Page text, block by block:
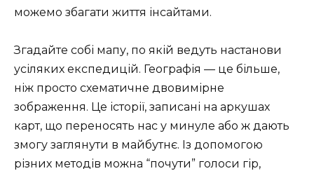
можемо збагати життя інсайтами.
Згадайте собі мапу, по якій ведуть настанови
усіляких експедицій. Географія — це більше,
ніж просто схематичне двовимірне
зображення. Це історії, записані на аркушах
карт, що переносять нас у минуле або ж дають
змогу заглянути в майбутнє. Із допомогою
різних методів можна “почути” голоси гір,